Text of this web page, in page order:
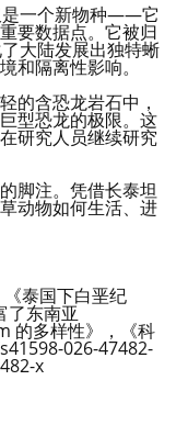
一个新物种——它
要数据点。它被归
大陆发展出独特蜥
和隔离性影响。
的含恐龙岩石中，
型恐龙的极限。这
研究人员继续研究
脚注。凭借长泰坦
动物如何生活、进
泰国下白垩纪
了东南亚
多样性》，《科
026-47482-
x